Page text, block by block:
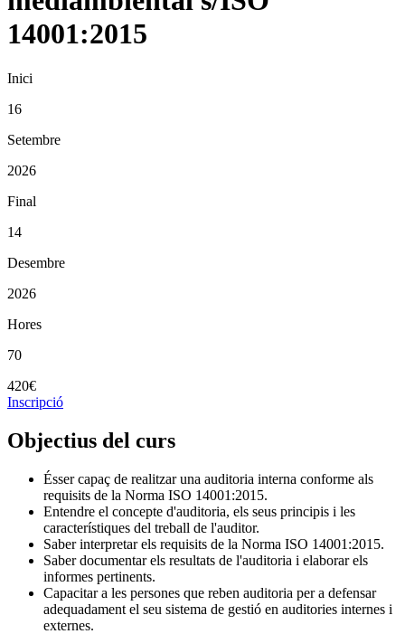
14001:2015
Inici
16
Setembre
2026
Final
14
Desembre
2026
Hores
70
420€
Inscripció
Objectius del curs
Ésser capaç de realitzar una auditoria interna conforme als
requisits de la Norma ISO 14001:2015.
Entendre el concepte d'auditoria, els seus principis i les
característiques del treball de l'auditor.
Saber interpretar els requisits de la Norma ISO 14001:2015.
Saber documentar els resultats de l'auditoria i elaborar els
informes pertinents.
Capacitar a les persones que reben auditoria per a defensar
adequadament el seu sistema de gestió en auditories internes i
externes.